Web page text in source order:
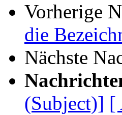
Vorherige
die
Nächste
(Subject)] [